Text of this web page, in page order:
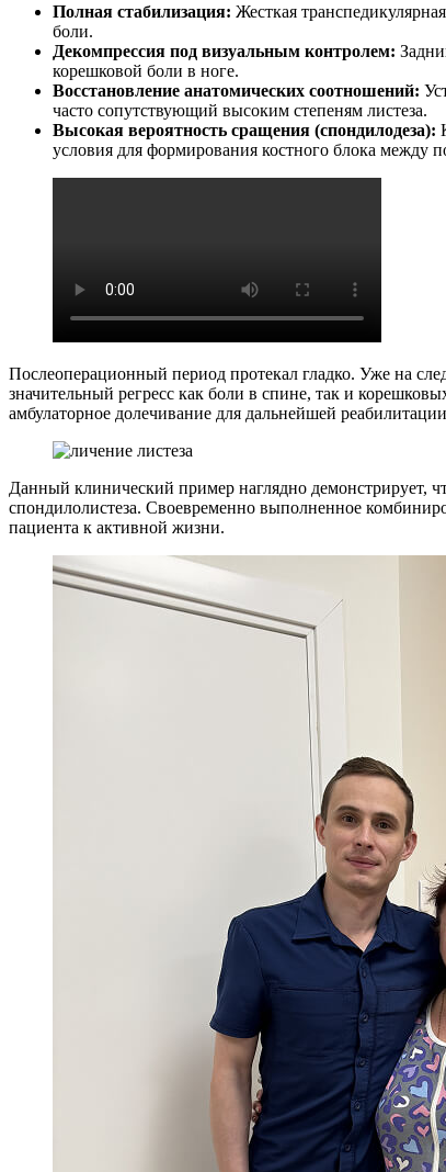
Полная стабилизация: Жесткая
боли.
Декомпрессия под визуальным контролем:
корешковой боли в ноге.
Восстановление анатомических соотношений:
часто сопутствующий высоким степеням листеза.
Высокая вероятность сращения (спондилодеза):
условия для формирования костного блока между
Послеоперационный период протекал гладко. Уже на
значительный регресс как боли в спине, так и
амбулаторное долечивание для дальнейшей
Данный клинический пример наглядно демонстрирует,
спондилолистеза. Своевременно выполненное
пациента к активной жизни.